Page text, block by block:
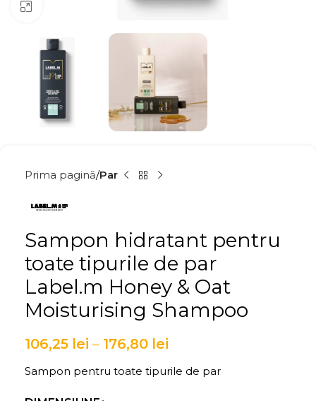
Prima pagină Par
Sampon hidratant pentru
toate tipurile de par
Label.m Honey & Oat
Moisturising Shampoo
106,25 lei – 176,80 lei
Sampon pentru toate tipurile de par